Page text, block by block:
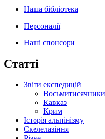
Наша бібліотека
Персоналії
Наші спонсори
Статті
Звіти експедицій
Восьмитисячники
Кавказ
Крим
Історія альпінізму
Скелелазіння